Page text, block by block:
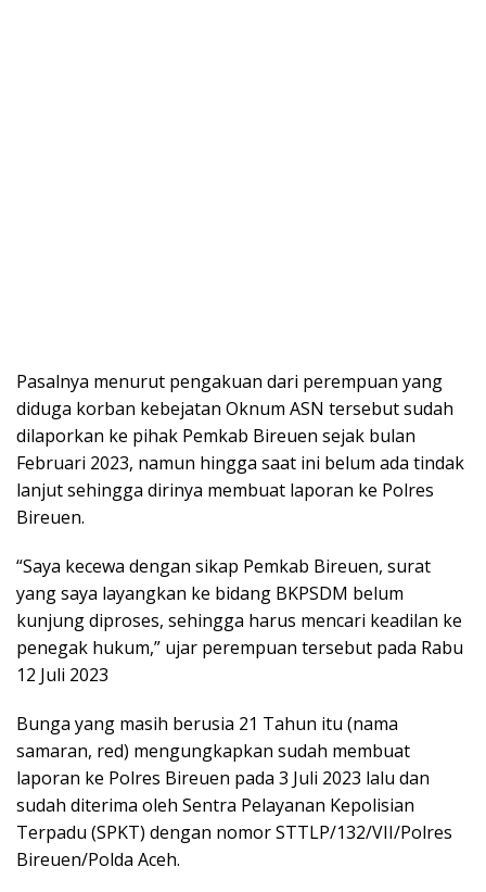
Pasalnya menurut pengakuan dari perempuan yang
diduga korban kebejatan Oknum ASN tersebut sudah
dilaporkan ke pihak Pemkab Bireuen sejak bulan
Februari 2023, namun hingga saat ini belum ada tindak
lanjut sehingga dirinya membuat laporan ke Polres
Bireuen.
“Saya kecewa dengan sikap Pemkab Bireuen, surat
yang saya layangkan ke bidang BKPSDM belum
kunjung diproses, sehingga harus mencari keadilan ke
penegak hukum,” ujar perempuan tersebut pada Rabu
12 Juli 2023
Bunga yang masih berusia 21 Tahun itu (nama
samaran, red) mengungkapkan sudah membuat
laporan ke Polres Bireuen pada 3 Juli 2023 lalu dan
sudah diterima oleh Sentra Pelayanan Kepolisian
Terpadu (SPKT) dengan nomor STTLP/132/VII/Polres
Bireuen/Polda Aceh.